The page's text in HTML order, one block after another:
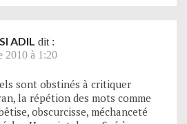
ADIL dit :
2010 à 1:20
sont obstinés à critiquer
la répétion des mots comme
obscurcisse, méchanceté